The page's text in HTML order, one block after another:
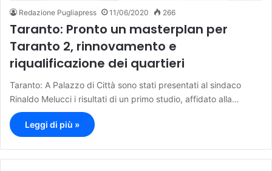
Redazione Pugliapress 11/06/2020 266
Taranto: Pronto un masterplan per
Taranto 2, rinnovamento e
riqualificazione dei quartieri
Taranto: A Palazzo di Città sono stati presentati al sindaco
Rinaldo Melucci i risultati di un primo studio, affidato alla…
Leggi di più »